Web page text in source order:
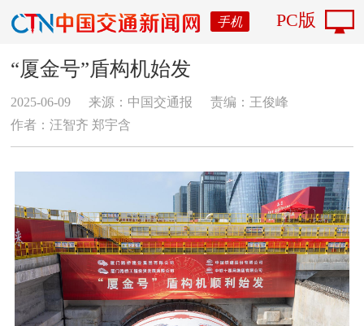
手机 PC版
“厦金号”盾构机始发
2025-06-09 来源：中国交通报
责编：王俊峰
作者：汪智齐 郑宇含